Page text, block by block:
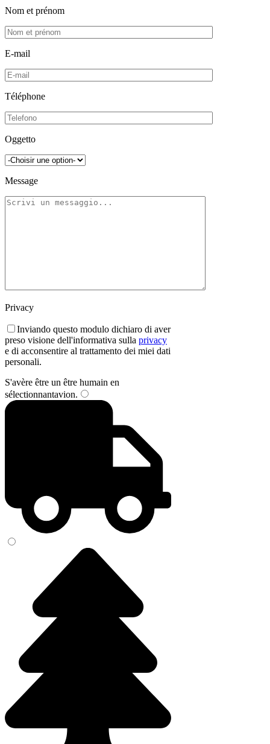
Nom et prénom
E-mail
Téléphone
Oggetto
Message
Privacy
Inviando questo modulo dichiaro di aver
preso visione dell'informativa sulla privacy
e di acconsentire al trattamento dei miei dati
personali.
S'avère être un être humain en
sélectionnantavion.